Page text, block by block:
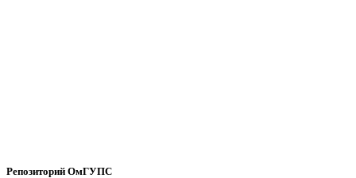
Репозиторий ОмГУПС